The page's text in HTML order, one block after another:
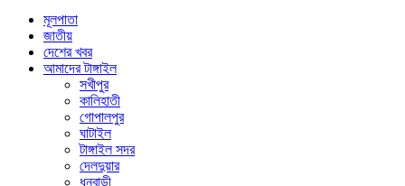
মূলপাতা
জাতীয়
দেশের খবর
আমাদের টাঙ্গাইল
সখীপুর
কালিহাতী
গোপালপুর
ঘাটাইল
টাঙ্গাইল সদর
দেলদুয়ার
ধনবাড়ী